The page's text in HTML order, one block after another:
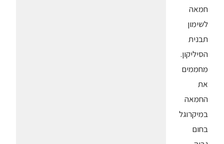
חמאה
לשימון
תבנית
הסיליקון.
מחממים
את
החמאה
במיקרוגל
בחום